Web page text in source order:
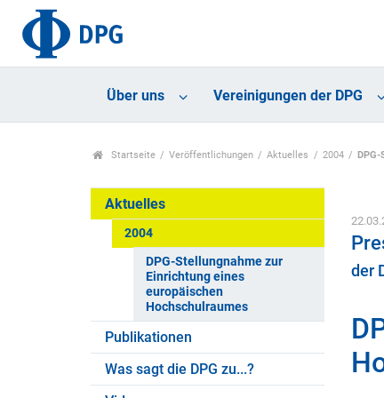
Über uns Vereinigungen der DPG
Startseite Veröffentlichungen Aktuelles 2004
Aktuelles
2004
DPG-Stellungnahme zur
Einrichtung eines
europäischen
Hochschulraumes
Publikationen
Was sagt die DPG zu...?
der